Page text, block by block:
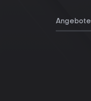
Angebote